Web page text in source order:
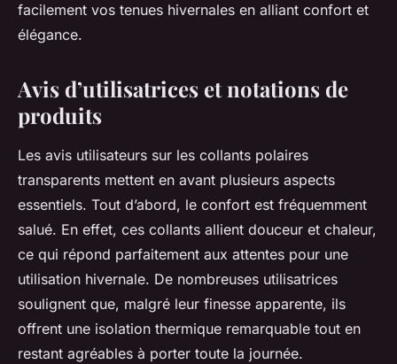
facilement vos tenues hivernales en alliant confort et
élégance.
Avis d’utilisatrices et notations de
produits
Les avis utilisateurs sur les collants polaires
transparents mettent en avant plusieurs aspects
essentiels. Tout d’abord, le confort est fréquemment
salué. En effet, ces collants allient douceur et chaleur,
ce qui répond parfaitement aux attentes pour une
utilisation hivernale. De nombreuses utilisatrices
soulignent que, malgré leur finesse apparente, ils
offrent une isolation thermique remarquable tout en
restant agréables à porter toute la journée.